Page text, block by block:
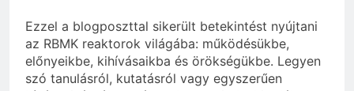
Ezzel a blogposzttal sikerült betekintést nyújtani
az RBMK reaktorok világába: működésükbe,
előnyeikbe, kihívásaikba és örökségükbe. Legyen
szó tanulásról, kutatásról vagy egyszerűen